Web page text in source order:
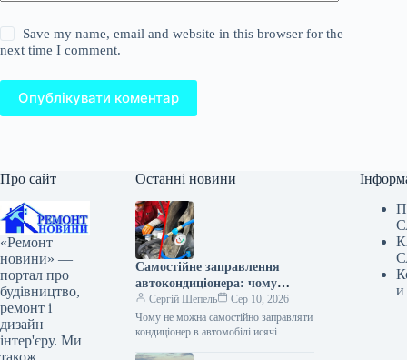
Save my name, email and website in this browser for the
next time I comment.
Опублікувати коментар
Про сайт
«Ремонт
новини» —
портал про
будівництво,
ремонт і
дизайн
інтер'єру. Ми
також
Останні новини
Самостійне заправлення
автокондиціонера: чому
краще довірити
професіоналам
Сергій Шепель
Сер 10, 2026
Чому не можна самостійно заправляти
кондиціонер в автомобілі исячі
и